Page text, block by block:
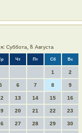
Суббота, 8 Августа
Чт Пт Сб Вс
1 2
6 7 8 9
13 14 15 16
20 21 22 23
27 28 29 30